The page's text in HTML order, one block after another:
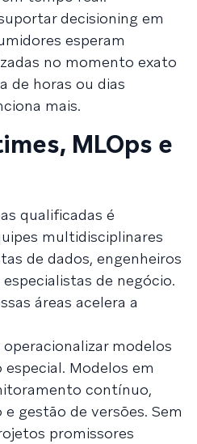
decisioning em
esperam
no momento exato
de horas ou dias
mais.
MLOps e
qualificadas é
multidisciplinares
de dados, engenheiros
de negócio.
áreas acelera a
modelos
Modelos em
contínuo,
gestão de versões. Sem
promissores